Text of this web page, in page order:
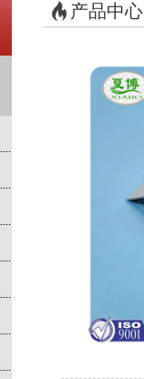
产品中心